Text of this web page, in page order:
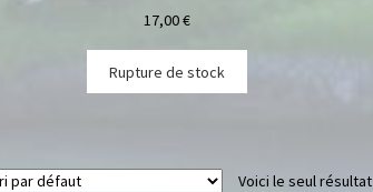
17,00€
Rupture de stock
Voici le seul résultat